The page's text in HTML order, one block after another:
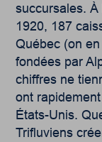
succursales.
1920, 187
Québec (on
fondées par
chiffres ne
ont
États-Unis.
Trifluviens